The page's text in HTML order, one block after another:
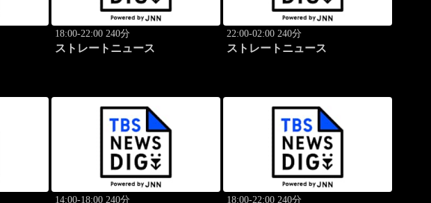
18:00-22:00 240分
ストレートニュース
22:00-02:00 240分
ストレートニュース
14:00-18:00 240分 18:00-22:00 240分